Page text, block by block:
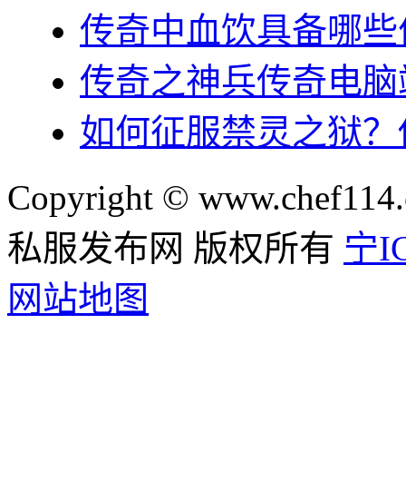
传奇中血饮具备哪
传奇之神兵传奇电
如何征服禁灵之狱
Copyright ©
私服发布网 版权所有 宁
网站地图